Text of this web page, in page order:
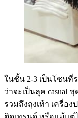
ในชั้น 2-3 เป็นโซนที่
ว่าจะเป็นลุค casual
รวมถึงถุงเท้า เครื่อ